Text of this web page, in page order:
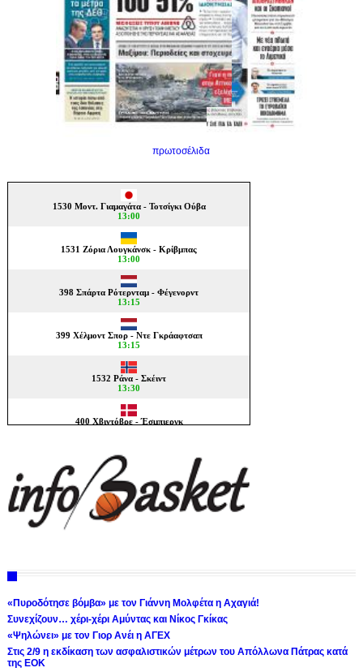
πρωτοσέλιδα
«Πυροδότησε βόμβα» με τον Γιάννη Μολφέτα η Αχαγιά!
Συνεχίζουν… χέρι-χέρι Αμύντας και Νίκος Γκίκας
«Ψηλώνει» με τον Γιορ Ανέι η ΑΓΕΧ
Στις 2/9 η εκδίκαση των ασφαλιστικών μέτρων του Απόλλωνα Πάτρας κατά
της ΕΟΚ